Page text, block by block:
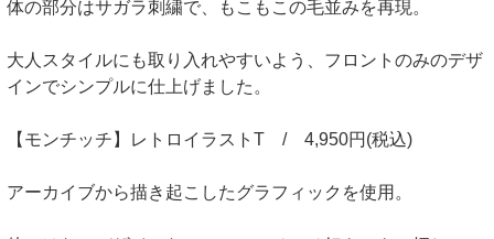
体の部分はサガラ刺繍で、もこもこの毛並みを再現。
大人スタイルにも取り入れやすいよう、フロントのみのデザ
インでシンプルに仕上げました。
【モンチッチ】レトロイラストT / 4,950円(税込)
アーカイブから描き起こしたグラフィックを使用。